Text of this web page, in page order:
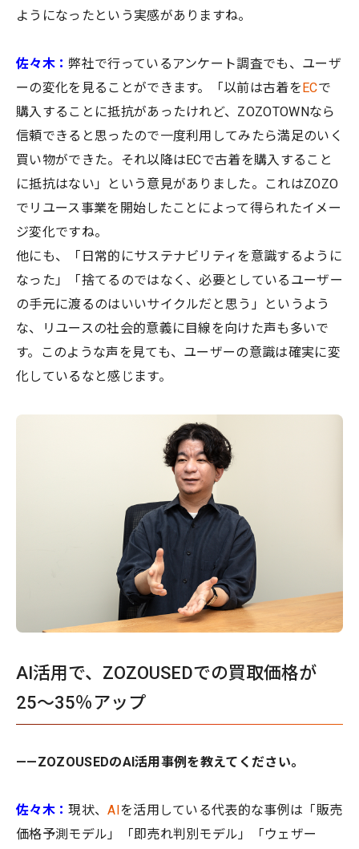
ようになったという実感がありますね。
佐々木：弊社で行っているアンケート調査でも、ユーザ
ーの変化を見ることができます。「以前は古着をECで
購入することに抵抗があったけれど、ZOZOTOWNなら
信頼できると思ったので一度利用してみたら満足のいく
買い物ができた。それ以降はECで古着を購入すること
に抵抗はない」という意見がありました。これはZOZO
でリユース事業を開始したことによって得られたイメー
ジ変化ですね。
他にも、「日常的にサステナビリティを意識するように
なった」「捨てるのではなく、必要としているユーザー
の手元に渡るのはいいサイクルだと思う」というよう
な、リユースの社会的意義に目線を向けた声も多いで
す。このような声を見ても、ユーザーの意識は確実に変
化しているなと感じます。
AI活用で、ZOZOUSEDでの買取価格が
25〜35％アップ
——ZOZOUSEDのAI活用事例を教えてください。
佐々木：現状、AIを活用している代表的な事例は「販売
価格予測モデル」「即売れ判別モデル」「ウェザー